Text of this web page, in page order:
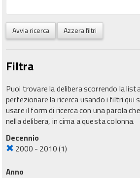
Avvia ricerca Azzera filtri
Filtra
Puoi trovare la delibera scorrendo la
perfezionare la ricerca usando i filtri qui
usare il form di ricerca con una parola
nella delibera, in cima a questa colonna.
Decennio
2000 - 2010(1)
Anno